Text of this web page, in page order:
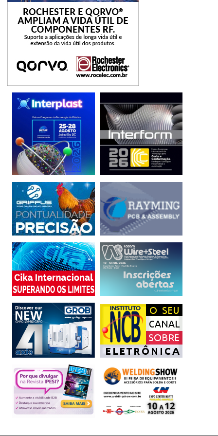
As bolhas do Sertões 2020 são itinerantes e de curta
duração. Cada bolha entra em operação na manhã de um
dia e é encerrada na manhã do dia seguinte; uma hora
depois do fechamento da bolha anterior, um novo
acampamento isolado já deve estar operacional, pronto
para acolher as equipes da organização do evento, times
de cronometragem, equipes de competidores e da TV
Sertões. Trata-se de um grande desafio. Por causa da
pandemia, as bolhas serão organizadas em áreas isoladas.
Cada equipe participante terá de ser completamente
autossuficiente em relação à energia elétrica e água, por
exemplo.
Para Vinicius De Simoni, diretor de operações da Go2neXt,
esse é um dos projetos mais desafiadores empreendidos
por seu time. “A inovação depende de planejamento e
rigor para produzir os resultados desejados”, ensina De
Simoni. “Na edição do Sertões deste ano, chegamos a um
oito bolhas em dias consecutivos e com distância de
centenas de quilômetros entre cada minicidade exige
muita agilidade e o uso das mais automatizadas soluções
de TI e Telecomunicações”. Isso inclui a presença do
caminhão TechTruck2Go, o data center móvel da Go2neXt
que operará em redundância com o data center da
organização do Sertões 2020, atuando também como
centro de monitoramento e spare parts das várias redes
desta disputa. A equipe Go2neXt estará presente on-site